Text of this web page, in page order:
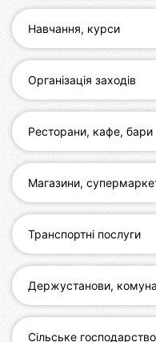
Харків
Запоріжжя
Дніпро
Львів
Кривий
Ріг
Миколаїв
Херсон
Полтава
Чернігів
Черкаси
Навчання, курси
Організація заходів
Ресторани, кафе, бари
Магазини,
Транспортні послуги
Держустанови,
Сільське господарство